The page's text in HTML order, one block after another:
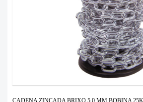
CADENA ZINCADA BRIXO 5,0 MM BOBINA